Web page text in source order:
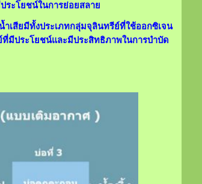
ระโยชน์ในการย่อยสลาย
เสียมีทั้งประเภทกลุ่มจุลินทรีย์ที่ใช้ออกซิเจน
มีประโยชน์และมีประสิทธิภาพในการบำบัด